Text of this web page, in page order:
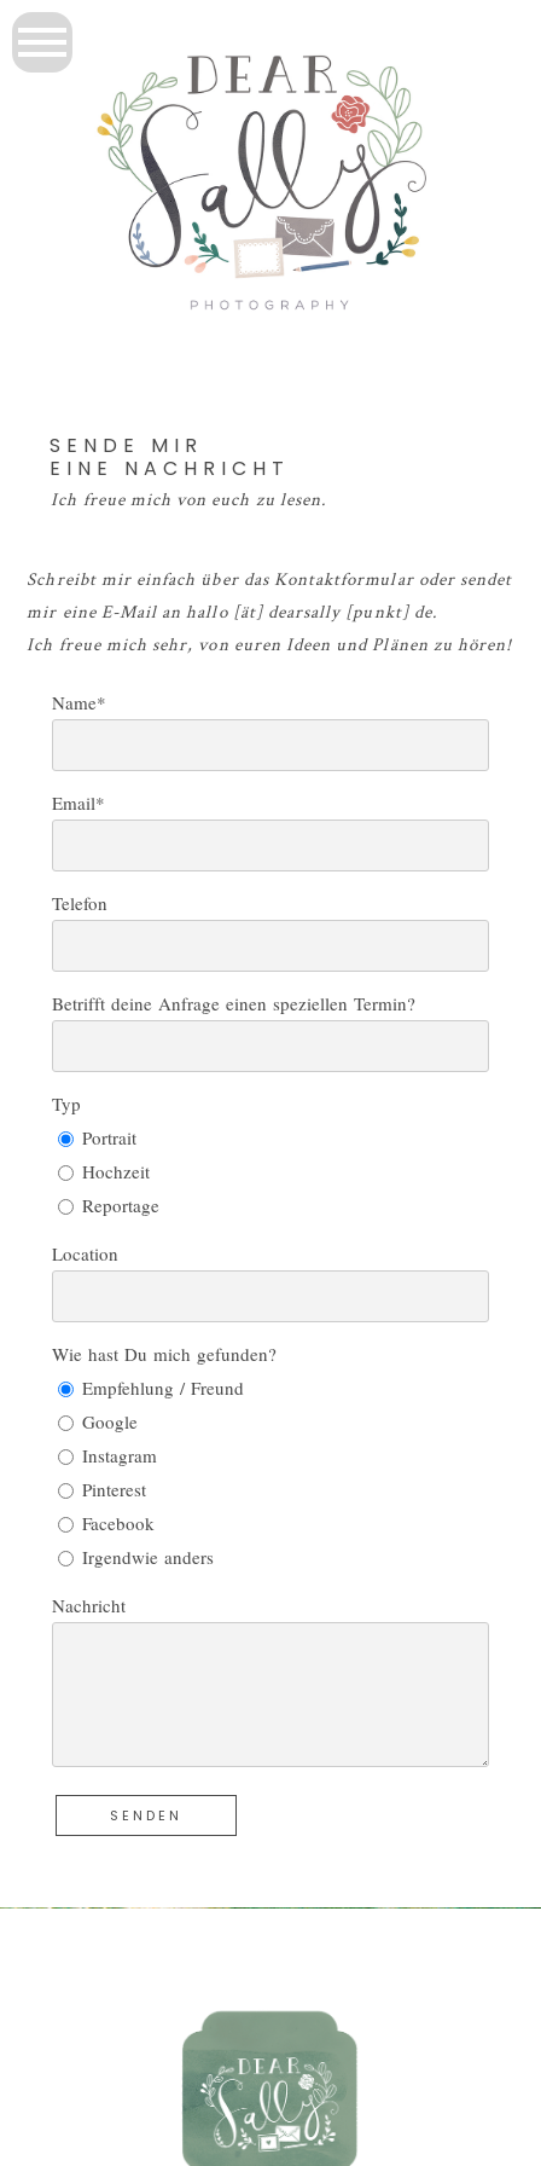
Ich freue mich von euch zu lesen.
SENDE MIR
EINE NACHRICHT
Schreibt mir einfach über das Kontaktformular oder sendet
mir eine E-Mail an hallo [ät] dearsally [punkt] de.
Ich freue mich sehr, von euren Ideen und Plänen zu hören!
Name
Email
Telefon
Betrifft deine Anfrage einen speziellen Termin?
Typ
Portrait
Hochzeit
Reportage
Location
Wie hast Du mich gefunden?
Empfehlung / Freund
Google
Instagram
Pinterest
Facebook
Irgendwie anders
Nachricht
SENDEN